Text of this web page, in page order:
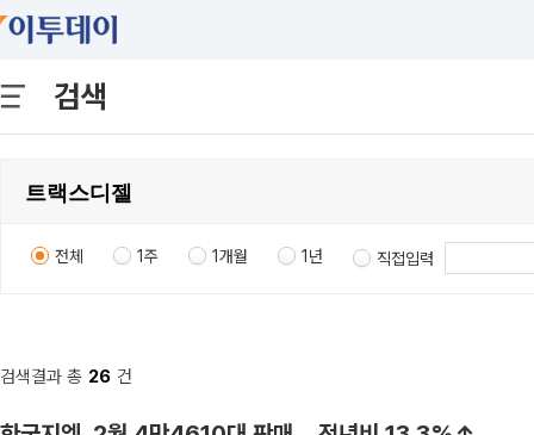
검색
전체 1주 1개월 1년 직접입력
검색결과 총 26 건